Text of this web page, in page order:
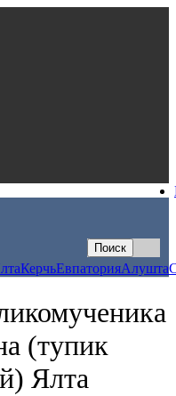
КерчьЕвпаторияАлушта
(тупик
Ялта